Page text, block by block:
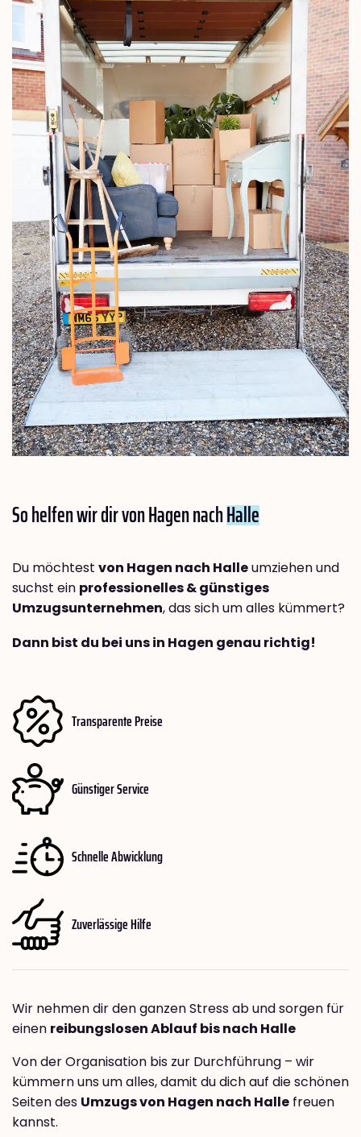
So helfen wir dir von Hagen nachHalle
Du möchtest von Hagen nach Halleumziehen und
suchst ein professionelles & günstiges
Umzugsunternehmen, das sich um alles kümmert?
Dann bist du bei uns in Hagen genau richtig!
Transparente Preise
Günstiger Service
Schnelle Abwicklung
Zuverlässige Hilfe
Wir nehmen dir den ganzen Stress ab und sorgen für
einen reibungslosen Ablauf bis nach Halle
Von der Organisation bis zur Durchführung – wir
kümmern uns um alles, damit du dich auf die schönen
Seiten des Umzugs von Hagen nach Halle freuen
kannst.